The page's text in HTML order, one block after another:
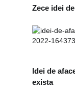
Zece idei
Idei de
exista